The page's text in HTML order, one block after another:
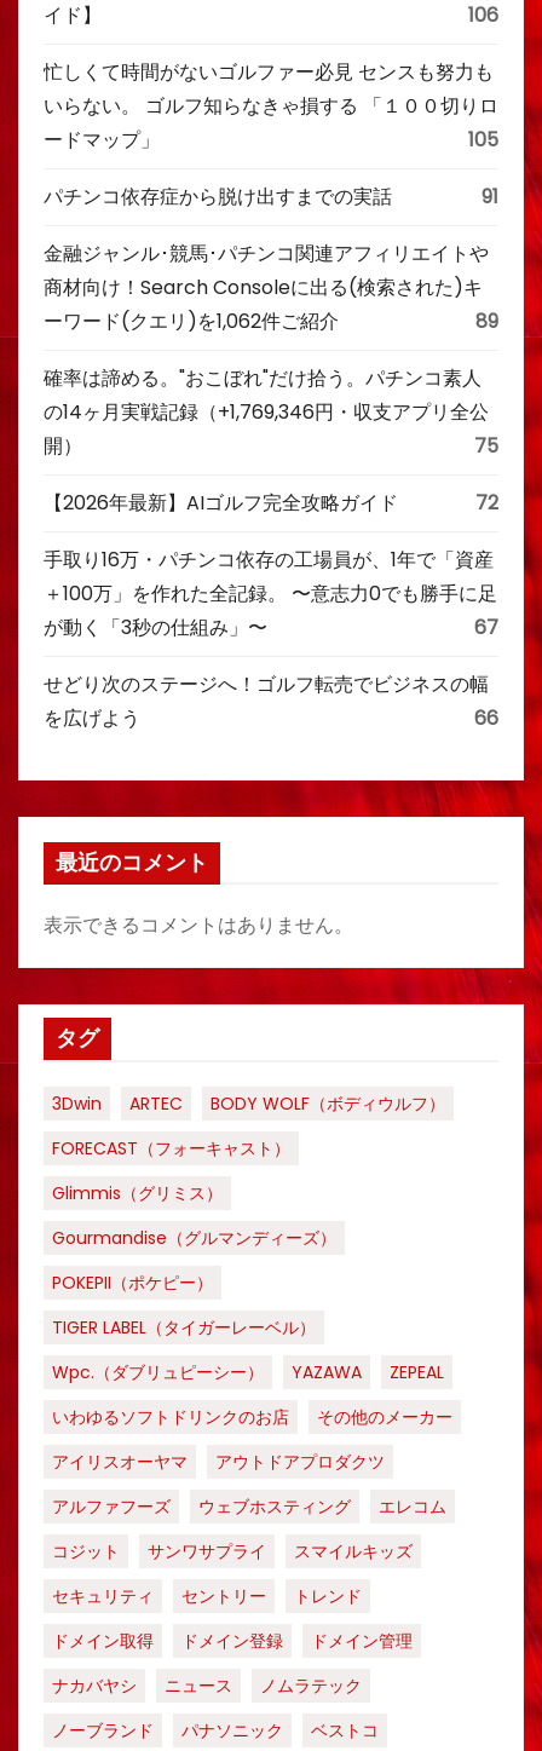
イド】
106
忙しくて時間がないゴルファー必見 センスも努力も
いらない。 ゴルフ知らなきゃ損する 「１００切りロ
ードマップ」
105
パチンコ依存症から脱け出すまでの実話 91
金融ジャンル･競馬･パチンコ関連アフィリエイトや
商材向け！Search Consoleに出る(検索された)キ
ーワード(クエリ)を1,062件ご紹介
89
確率は諦める。"おこぼれ"だけ拾う。パチンコ素人
の14ヶ月実戦記録（+1,769,346円・収支アプリ全公
開）
75
【2026年最新】AIゴルフ完全攻略ガイド 72
手取り16万・パチンコ依存の工場員が、1年で「資産
＋100万」を作れた全記録。 〜意志力0でも勝手に足
が動く「3秒の仕組み」〜
67
せどり次のステージへ！ゴルフ転売でビジネスの幅
を広げよう
66
最近のコメント
表示できるコメントはありません。
タグ
3Dwin ARTEC
BODY WOLF（ボディウルフ）
FORECAST（フォーキャスト）
Glimmis（グリミス）
Gourmandise（グルマンディーズ）
POKEPII（ポケピー）
TIGER LABEL（タイガーレーベル）
Wpc.（ダブリュピーシー）
YAZAWA
ZEPEAL
いわゆるソフトドリンクのお店
その他のメーカー
アイリスオーヤマ
アウトドアプロダクツ
アルファフーズ
ウェブホスティング
エレコム
コジット
サンワサプライ
スマイルキッズ
セキュリティ
セントリー
トレンド
ドメイン取得
ドメイン登録
ドメイン管理
ナカバヤシ
ニュース
ノムラテック
ノーブランド
パナソニック ベストコ